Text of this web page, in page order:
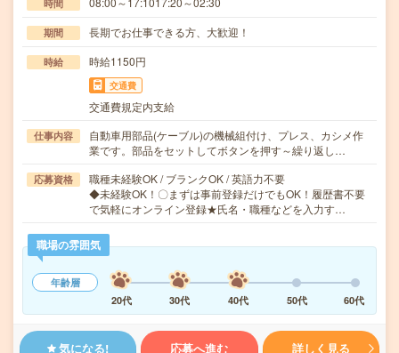
時間
期間 長期でお仕事できる方、大歓迎！
時給 時給1150円
交通費
交通費規定内支給
仕事内容
自動車用部品(ケーブル)の機械組付け、プレス、カシメ作
業です。部品をセットしてボタンを押す～繰り返し…
応募資格
職種未経験OK / ブランクOK / 英語力不要
◆未経験OK！〇まずは事前登録だけでもOK！履歴書不要
で気軽にオンライン登録★氏名・職種などを入力す…
職場の雰囲気
年齢層
20代
30代 40代 50代 60代
気になる! 応募へ進む 詳しく見る